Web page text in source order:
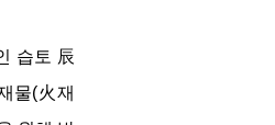
습토 辰
물(火재